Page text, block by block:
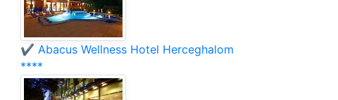
✔️ Abacus Wellness Hotel Herceghalom
****